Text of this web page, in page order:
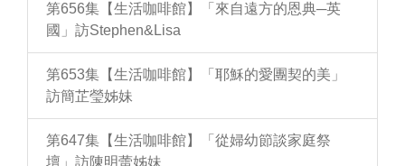
第656集【生活咖啡館】「來自遠方的恩典─英
國」訪Stephen&Lisa
第653集【生活咖啡館】「耶穌的愛團契的美」
訪簡芷瑩姊妹
第647集【生活咖啡館】「從婦幼節談家庭祭
壇」訪陳明蕾姊妹